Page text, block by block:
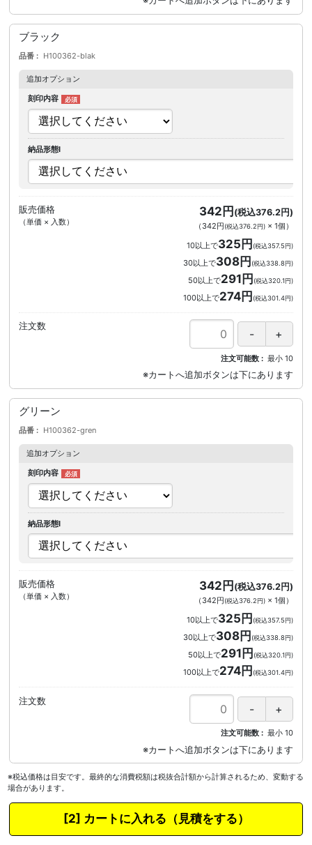
ブラック
品番 H100362-blak
追加オプション
刻印内容
納品形態I
販売価格
（単価 × 入数）
342円 (税込376.2円)
（ 342円(税込376.2円)× 1個 ）
10以上で325円(税込357.5円)
30以上で308円(税込338.8円)
50以上で291円(税込320.1円)
100以上で274円(税込301.4円)
注文数
注文可能数 最小 10
グリーン
品番 H100362-gren
追加オプション
刻印内容
納品形態I
販売価格
（単価 × 入数）
342円 (税込376.2円)
（ 342円(税込376.2円)× 1個 ）
10以上で325円 (税込357.5円)
30以上で308円 (税込338.8円)
50以上で291円 (税込320.1円)
100以上で274円 (税込301.4円)
注文数
注文可能数 最小 10
※税込価格は目安です。最終的な消費税額は税抜合計額から計算されるため、変動する
場合があります。
カートに入れる